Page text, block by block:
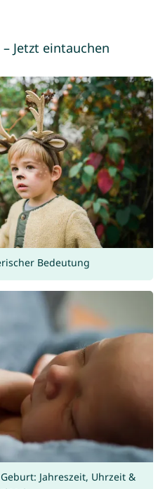
Jetzt eintauchen
Bedeutung
Jahreszeit, Uhrzeit &